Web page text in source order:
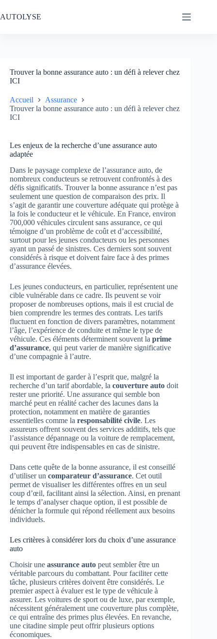
au
contenu
AUTOLYSE
Trouver la bonne assurance auto : un défi à relever chez
ICI
Accueil
Assurance
Trouver la bonne assurance auto : un défi à relever chez
ICI
Les enjeux de la recherche d’une assurance auto
adaptée
Dans le paysage complexe de l’assurance auto, de
nombreux conducteurs se retrouvent confrontés à des
défis significatifs. Trouver la bonne assurance n’est pas
seulement une question de comparaison des prix. Il
s’agit de garantir une couverture adéquate qui protège à
la fois le conducteur et le véhicule. En France, environ
700,000 véhicules circulent sans assurance, ce qui
témoigne d’un problème de coût et d’accessibilité,
surtout pour les jeunes conducteurs ou les personnes
ayant un passé de sinistres. Ces derniers sont souvent
considérés à risque et doivent faire face à des primes
d’assurance élevées.
Les jeunes conducteurs, en particulier, représentent une
cible vulnérable dans ce cadre. Ils peuvent se voir
proposer de nombreuses options, mais il est crucial de
bien comprendre les termes des contrats. Les tarifs
fluctuent en fonction de divers paramètres, notamment
l’âge, l’expérience de conduite et même le type de
véhicule. Ces éléments déterminent souvent la prime
d’assurance, qui peut varier de manière significative
d’une compagnie à l’autre.
Il est important de garder à l’esprit que, malgré la
recherche d’un tarif abordable, la couverture auto doit
rester une priorité. Une assurance qui semble bon
marché peut en réalité cacher des lacunes dans la
protection, notamment en matière de garanties
essentielles comme la responsabilité civile. Les
assureurs offrent souvent des services additifs, tels que
l’assistance dépannage ou la voiture de remplacement,
qui peuvent être indispensables en cas de sinistre.
Dans cette quête de la bonne assurance, il est conseillé
d’utiliser un comparateur d’assurance. Cet outil
permet de visualiser les différentes offres en un seul
coup d’œil, facilitant ainsi la sélection. Ainsi, en prenant
le temps d’analyser chaque option, il est possible de
dénicher la formule qui répond réellement aux besoins
individuels.
Les critères à considérer lors du choix d’une assurance
auto
Choisir une assurance auto peut sembler être un
véritable parcours du combattant. Pour faciliter cette
tâche, plusieurs critères doivent être considérés. Le
premier aspect à évaluer est le type de véhicule à
assurer. Les voitures de sport ou de luxe, par exemple,
nécessitent généralement une couverture plus complète,
ce qui entraîne des primes plus élevées. En revanche,
une citadine simple peut offrir plusieurs options
économiques.